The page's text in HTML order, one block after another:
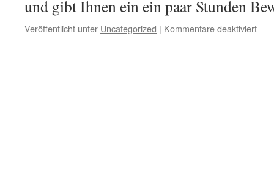
und gibt Ihnen ein ein paar Stunden
Veröffentlicht unter Uncategorized | Kommentare deaktiviert